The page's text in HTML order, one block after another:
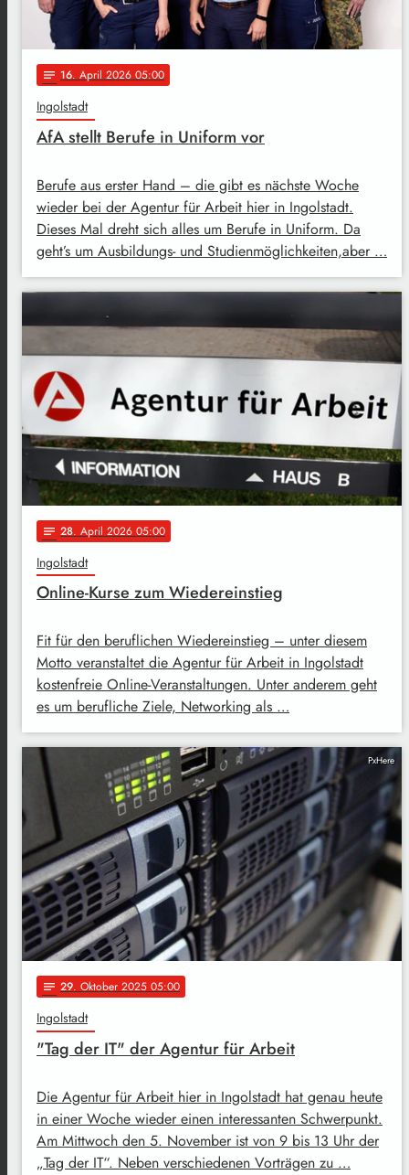
notes 16. April 2026 05:00
Ingolstadt
AfA stellt Berufe in Uniform vor
Berufe aus erster Hand – die gibt es nächste Woche
wieder bei der Agentur für Arbeit hier in Ingolstadt.
Dieses Mal dreht sich alles um Berufe in Uniform. Da
geht’s um Ausbildungs- und Studienmöglichkeiten,aber …
notes 28. April 2026 05:00
Ingolstadt
Online-Kurse zum Wiedereinstieg
Fit für den beruflichen Wiedereinstieg – unter diesem
Motto veranstaltet die Agentur für Arbeit in Ingolstadt
kostenfreie Online-Veranstaltungen. Unter anderem geht
es um berufliche Ziele, Networking als …
PxHere
notes 29. Oktober 2025 05:00
Ingolstadt
"Tag der IT" der Agentur für Arbeit
Die Agentur für Arbeit hier in Ingolstadt hat genau heute
in einer Woche wieder einen interessanten Schwerpunkt.
Am Mittwoch den 5. November ist von 9 bis 13 Uhr der
„Tag der IT“. Neben verschiedenen Vorträgen zu …